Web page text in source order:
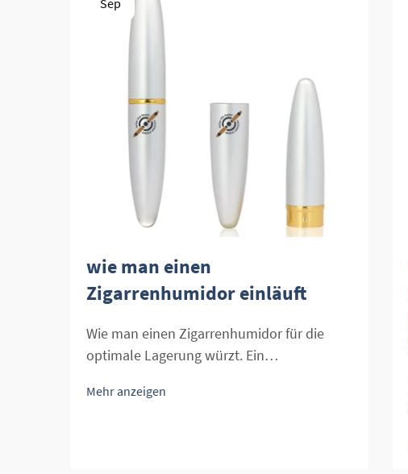
wie man einen
Zigarrenhumidor einläuft
Wie man einen Zigarrenhumidor für die
optimale Lagerung würzt. Ein
perfekte Umfeld für Ihre Zigarren zu
Mehr anzeigen